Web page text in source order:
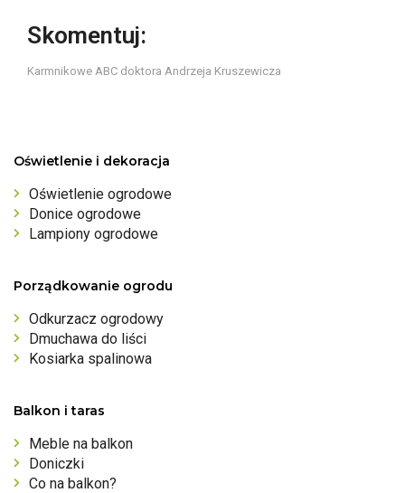
Skomentuj:
Karmnikowe ABC doktora Andrzeja Kruszewicza
Oświetlenie i dekoracja
Oświetlenie ogrodowe
Donice ogrodowe
Lampiony ogrodowe
Porządkowanie ogrodu
Odkurzacz ogrodowy
Dmuchawa do liści
Kosiarka spalinowa
Balkon i taras
Meble na balkon
Doniczki
Co na balkon?